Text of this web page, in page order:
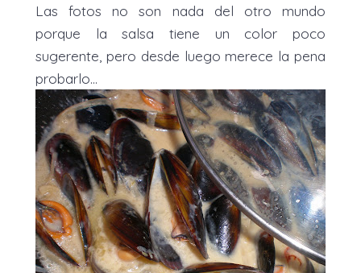
Las fotos no son nada del otro mundo
porque la salsa tiene un color poco
sugerente, pero desde luego merece la pena
probarlo...